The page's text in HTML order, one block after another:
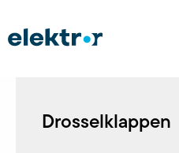
Drosselklappen